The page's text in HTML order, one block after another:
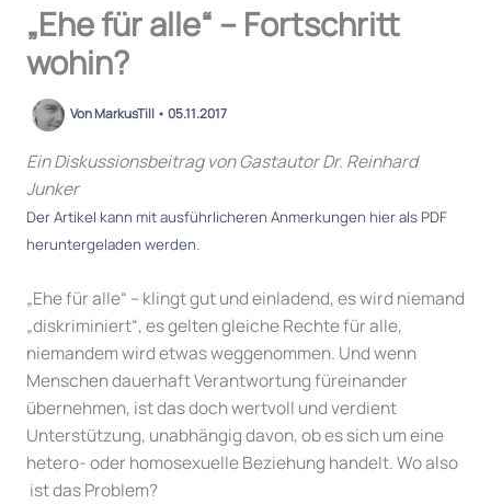
„Ehe für alle“ – Fortschritt
wohin?
VonMarkusTill • 05.11.2017
Ein Diskussionsbeitrag von Gastautor Dr. Reinhard
Junker
Der Artikel kann mit ausführlicheren Anmerkungen hier als PDF
heruntergeladen werden.
„Ehe für alle“ – klingt gut und einladend, es wird niemand
„diskriminiert“, es gelten gleiche Rechte für alle,
niemandem wird etwas weggenommen. Und wenn
Menschen dauerhaft Verantwortung füreinander
übernehmen, ist das doch wertvoll und verdient
Unterstützung, unabhängig davon, ob es sich um eine
hetero- oder homosexuelle Beziehung handelt. Wo also
ist das Problem?